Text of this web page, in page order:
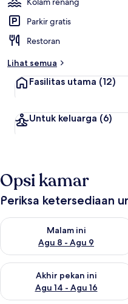
Parkir gratis
Restoran
Lihat semua
Fasilitas utama (12)
Untuk keluarga (6)
Opsi kamar
Periksa ketersediaan
Malam ini
Agu 8 - Agu 9
Periksa ketersediaan untuk
Akhir pekan ini
Agu 14 - Agu 16
Periksa ketersediaan untuk